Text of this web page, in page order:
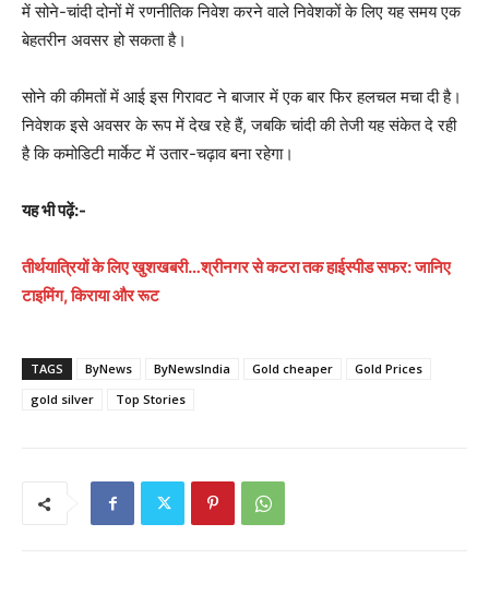
में सोने-चांदी दोनों में रणनीतिक निवेश करने वाले निवेशकों के लिए यह समय एक
बेहतरीन अवसर हो सकता है।
सोने की कीमतों में आई इस गिरावट ने बाजार में एक बार फिर हलचल मचा दी है।
निवेशक इसे अवसर के रूप में देख रहे हैं, जबकि चांदी की तेजी यह संकेत दे रही
है कि कमोडिटी मार्केट में उतार-चढ़ाव बना रहेगा।
यह भी पढ़ें:-
तीर्थयात्रियों के लिए खुशखबरी…श्रीनगर से कटरा तक हाईस्पीड सफर: जानिए
टाइमिंग, किराया और रूट
TAGS ByNews ByNewsIndia Gold cheaper
Gold Prices
gold silver
Top Stories